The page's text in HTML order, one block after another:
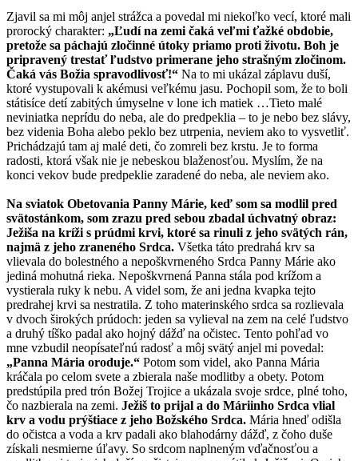
Zjavil sa mi môj anjel strážca a povedal mi niekoľko vecí, ktoré mali
prorocký charakter: „Ľudí na zemi čaká veľmi ťažké obdobie,
pretože sa páchajú zločinné útoky priamo proti životu. Boh je
pripravený trestať ľudstvo primerane jeho strašným zločinom.
Čaká vás Božia spravodlivosť!“ Na to mi ukázal záplavu duší,
ktoré vystupovali k akémusi veľkému jasu. Pochopil som, že to boli
státisíce detí zabitých úmyselne v lone ich matiek …Tieto malé
neviniatka neprídu do neba, ale do predpeklia – to je nebo bez slávy,
bez videnia Boha alebo peklo bez utrpenia, neviem ako to vysvetliť.
Prichádzajú tam aj malé deti, čo zomreli bez krstu. Je to forma
radosti, ktorá však nie je nebeskou blaženosťou. Myslím, že na
konci vekov bude predpeklie zaradené do neba, ale neviem ako.
Na sviatok Obetovania Panny Márie, keď som sa modlil pred
svätostánkom, som zrazu pred sebou zbadal úchvatný obraz:
Ježiša na kríži s prúdmi krvi, ktoré sa rinuli z jeho svätých rán,
najmä z jeho zraneného Srdca. Všetka táto predrahá krv sa
vlievala do bolestného a nepoškvrneného Srdca Panny Márie ako
jediná mohutná rieka. Nepoškvrnená Panna stála pod krížom a
vystierala ruky k nebu. A videl som, že ani jedna kvapka tejto
predrahej krvi sa nestratila. Z toho materinského srdca sa rozlievala
v dvoch širokých prúdoch: jeden sa vylieval na zem na celé ľudstvo
a druhý tíško padal ako hojný dážď na očistec. Tento pohľad vo
mne vzbudil neopísateľnú radosť a môj svätý anjel mi povedal:
„Panna Mária oroduje.“ Potom som videl, ako Panna Mária
kráčala po celom svete a zbierala naše modlitby a obety. Potom
predstúpila pred trón Božej Trojice a ukázala svoje srdce, plné toho,
čo nazbierala na zemi. Ježiš to prijal a do Máriinho Srdca vlial
krv a vodu prýštiace z jeho Božského Srdca. Mária hneď odišla
do očistca a voda a krv padali ako blahodárny dážď, z čoho duše
získali nesmierne úľavy. So srdcom naplneným vďačnosťou a